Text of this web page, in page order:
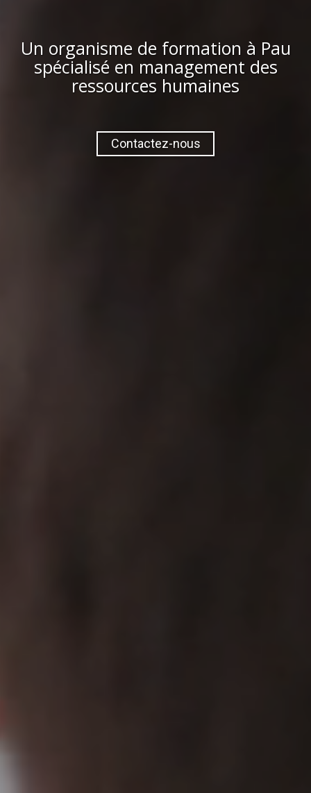
Un organisme de formation à Pau
spécialisé en management des
ressources humaines
Contactez-nous